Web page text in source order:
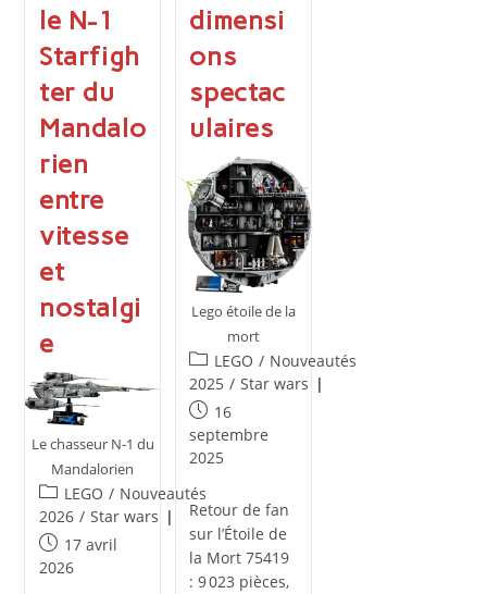
le N-1
Starfigh
ter du
Mandalo
rien
entre
vitesse
et
nostalgi
e
Le chasseur N-1 du
Mandalorien
Post
category:
LEGO / Nouveautés
2026 / Star wars
Publication
publiée :
17 avril
2026
dimensi
ons
spectac
ulaires
Lego étoile de la
mort
Post
category:
LEGO / Nouveautés
2025 / Star wars
Publication
publiée :
16
septembre
2025
Retour de fan
sur l’Étoile de
la Mort 75419
: 9 023 pièces,